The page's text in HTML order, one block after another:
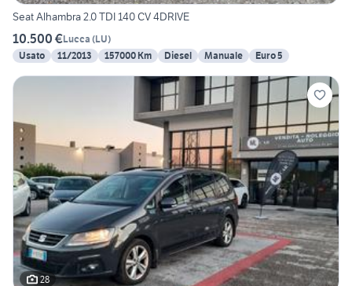
Seat Alhambra 2.0 TDI 140 CV 4DRIVE
10.500 €Lucca (LU)
Usato
11/2013 157000 Km Diesel Manuale Euro 5
28